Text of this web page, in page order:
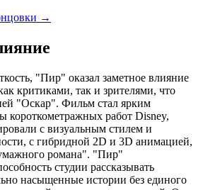
→
"Пир" оказал заметное влияние
критиками, так и зрителями, что
"Оскар". Фильм стал ярким
короткометражных работ Disney,
с визуальным стилем и
с гибридной 2D и 3D анимацией,
романа". "Пир"
студии рассказывать
насыщенные истории без единого